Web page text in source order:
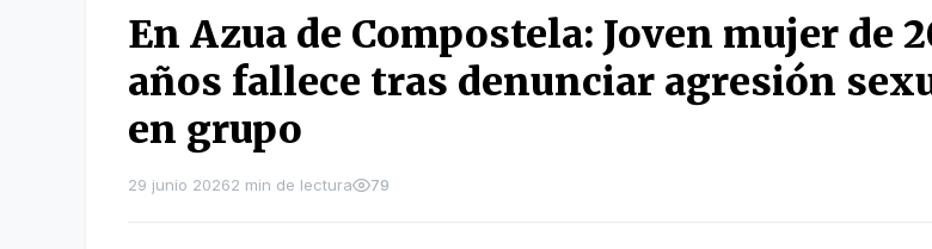
En Azua de Compostela: Joven mujer de
años fallece tras denunciar agresión
en grupo
29 junio 20262 min de lectura 79